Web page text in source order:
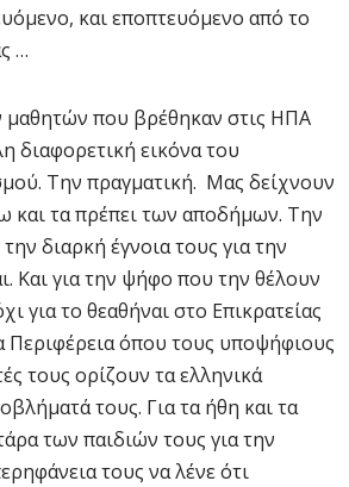
και εποπτευόμενο από το
…
μαθητών που βρέθηκαν στις ΗΠΑ
διαφορετική εικόνα του
Την πραγματική. Μας δείχνουν
και τα πρέπει των αποδήμων. Την
διαρκή έγνοια τους για την
Και για την ψήφο που την θέλουν
για το θεαθήναι στο Επικρατείας
Περιφέρεια όπου τους υποψήφιους
τους ορίζουν τα ελληνικά
τους. Για τα ήθη και τα
των παιδιών τους για την
τους να λένε ότι